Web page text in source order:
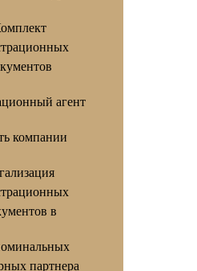
агент
компании
в
партнера